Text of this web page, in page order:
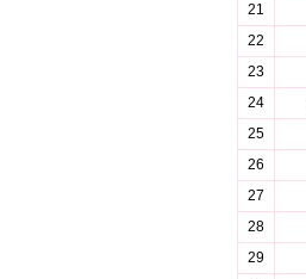
21
22
23
24
25
26
27
28
29